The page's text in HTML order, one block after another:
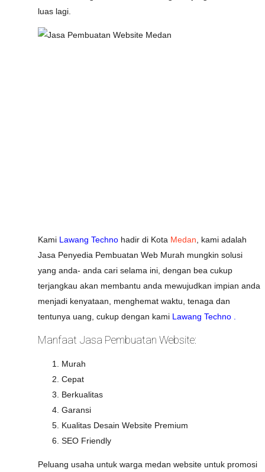
luas lagi.
Kami Lawang Techno hadir di Kota Medan , kami adalah
Jasa Penyedia Pembuatan Web Murah mungkin solusi
yang anda- anda cari selama ini, dengan bea cukup
terjangkau akan membantu anda mewujudkan impian anda
menjadi kenyataan, menghemat waktu, tenaga dan
tentunya uang, cukup dengan kami Lawang Techno .
Manfaat Jasa Pembuatan Website:
Murah
Cepat
Berkualitas
Garansi
Kualitas Desain Website Premium
SEO Friendly
Peluang usaha untuk warga medan website untuk promosi